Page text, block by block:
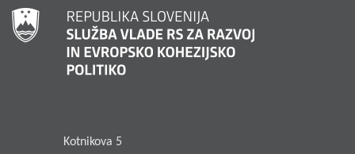
Kotnikova 5